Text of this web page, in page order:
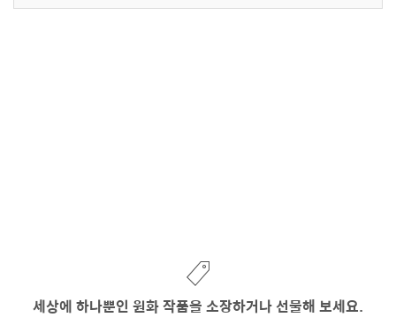
세상에 하나뿐인 원화 작품을 소장하거나 선물해 보세요.